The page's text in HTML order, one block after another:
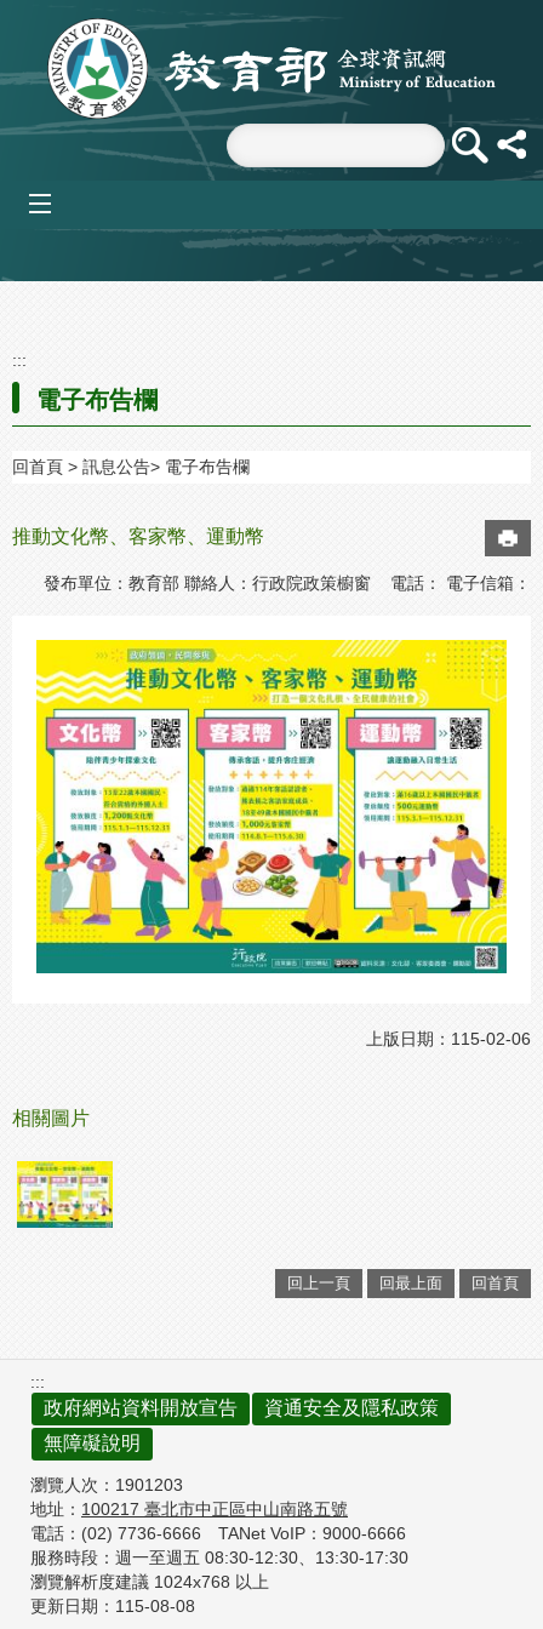
跳到主要內容區塊
:::
電子布告欄
回首頁 訊息公告 電子布告欄
推動文化幣、客家幣、運動幣
發布單位：教育部 聯絡人：行政院政策櫥窗 電話： 電子信箱：
上版日期：115-02-06
相關圖片
回上一頁 回最上面 回首頁
:::
政府網站資料開放宣告
資通安全及隱私政策
無障礙說明
瀏覽人次： 1901203
地址： 100217 臺北市中正區中山南路五號
電話：(02) 7736-6666 TANet VoIP：9000-6666
服務時段：週一至週五 08:30-12:30、 13:30-17:30
瀏覽解析度建議 1024x768 以上
更新日期： 115-08-08